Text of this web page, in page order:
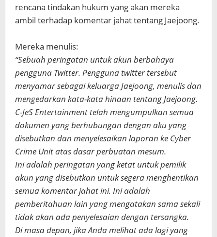
rencana tindakan hukum yang akan mereka
ambil terhadap komentar jahat tentang Jaejoong.
Mereka menulis:
“Sebuah peringatan untuk akun berbahaya
pengguna Twitter. Pengguna twitter tersebut
menyamar sebagai keluarga Jaejoong, menulis dan
mengedarkan kata-kata hinaan tentang Jaejoong.
C-JeS Entertainment telah mengumpulkan semua
dokumen yang berhubungan dengan aku yang
disebutkan dan menyelesaikan laporan ke Cyber ​​
Crime Unit atas dasar perbuatan mesum.
Ini adalah peringatan yang ketat untuk pemilik
akun yang disebutkan untuk segera menghentikan
semua komentar jahat ini. Ini adalah
pemberitahuan lain yang mengatakan sama sekali
tidak akan ada penyelesaian dengan tersangka.
Di masa depan, jika Anda melihat ada lagi yang